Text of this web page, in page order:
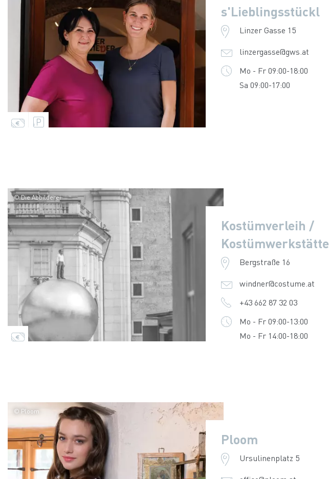
s'Lieblingsstückl
Linzer Gasse 15
linzergasse@gws.at
Mo - Fr 09:00-18:00
Sa 09:00-17:00
© Die Abbilderei
Kostümverleih /
Kostümwerkstätte
Bergstraße 16
windner@costume.at
+43 662 87 32 03
Mo - Fr 09:00-13:00
Mo - Fr 14:00-18:00
© Ploom
Ploom
Ursulinenplatz 5